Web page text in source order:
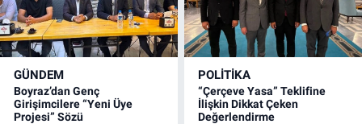
GÜNDEM
Boyraz’dan Genç
Girişimcilere “Yeni Üye
Projesi” Sözü
POLITIKA
“Çerçeve Yasa” Teklifine
İlişkin Dikkat Çeken
Değerlendirme